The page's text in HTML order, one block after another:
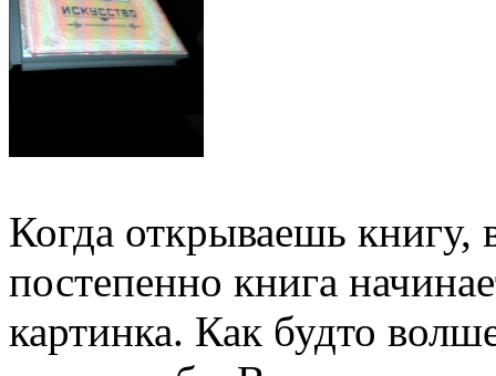
Когда открываешь
постепенно книга
картинка. Как будто